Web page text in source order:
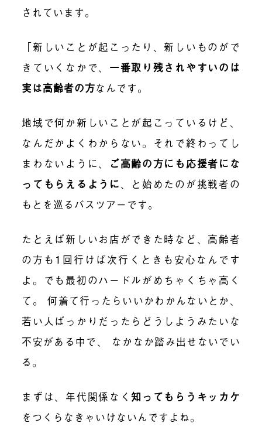
されています。
「新しいことが起こったり、新しいものがで
きていくなかで、 一番取り残されやすいのは
実は高齢者の方なんです。
地域で何か新しいことが起こっているけど、
なんだかよくわからない。それで終わってし
まわないように、
ご高齢の方にも応援者にな
ってもらえるように、と始めたのが挑戦者の
もとを巡るバスツアーです。
たとえば新しいお店ができた時など、高齢者
の方も1回行けば次行くときも安心なんです
よ。でも最初のハードルがめちゃくちゃ高く
て。 何着て行ったらいいかわかんないとか、
若い人ばっかりだったらどうしようみたいな
不安がある中で、 なかなか踏み出せないでい
る。
まずは、年代関係なく知ってもらうキッカケ
をつくらなきゃいけないんですよね。